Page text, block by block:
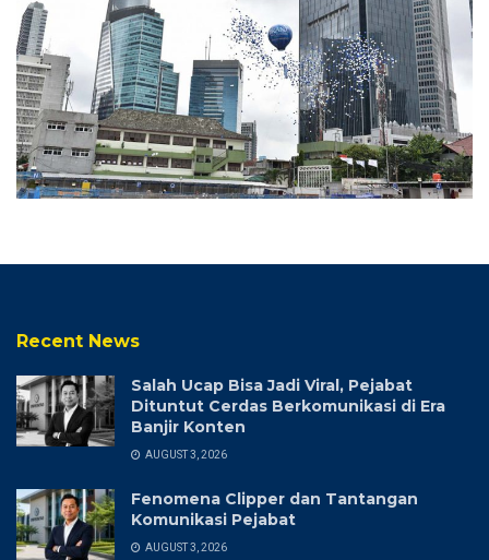
Recent News
Salah Ucap Bisa Jadi Viral, Pejabat
Dituntut Cerdas Berkomunikasi di Era
Banjir Konten
AUGUST 3, 2026
Fenomena Clipper dan Tantangan
Komunikasi Pejabat
AUGUST 3, 2026